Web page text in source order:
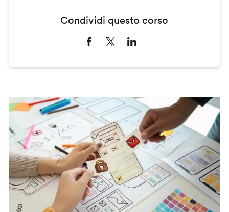
Condividi questo corso